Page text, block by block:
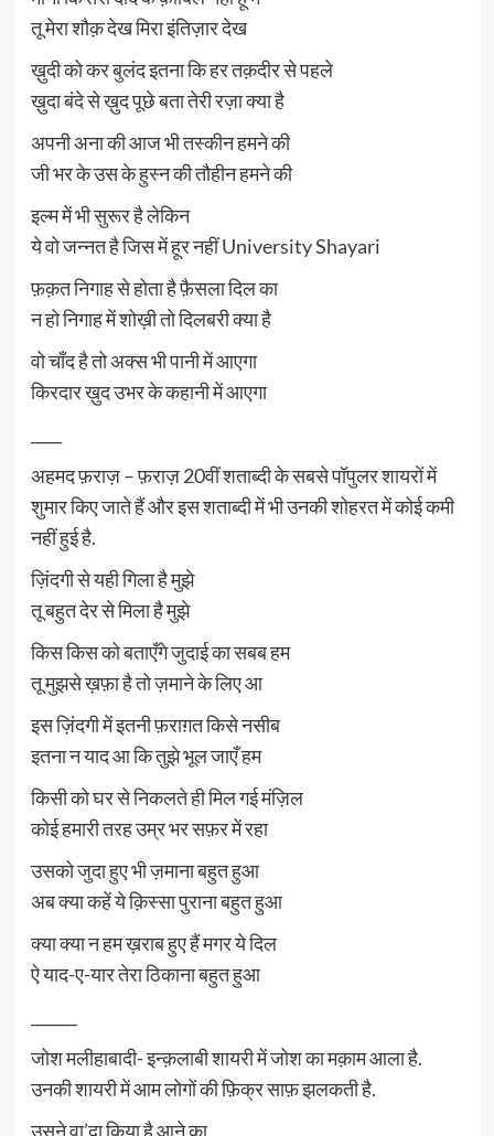
तू मेरा शौक़ देख मिरा इंतिज़ार देख
ख़ुदी को कर बुलंद इतना कि हर तक़दीर से पहले
ख़ुदा बंदे से ख़ुद पूछे बता तेरी रज़ा क्या है
अपनी अना की आज भी तस्कीन हमने की
जी भर के उस के हुस्न की तौहीन हमने की
इल्म में भी सुरूर है लेकिन
ये वो जन्नत है जिस में हूर नहीं University Shayari
फ़क़त निगाह से होता है फ़ैसला दिल का
न हो निगाह में शोख़ी तो दिलबरी क्या है
वो चाँद है तो अक्स भी पानी में आएगा
किरदार ख़ुद उभर के कहानी में आएगा
अहमद फ़राज़ – फ़राज़ 20वीं शताब्दी के सबसे पॉपुलर शायरों में
शुमार किए जाते हैं और इस शताब्दी में भी उनकी शोहरत में कोई कमी
नहीं हुई है.
ज़िंदगी से यही गिला है मुझे
तू बहुत देर से मिला है मुझे
किस किस को बताएँगे जुदाई का सबब हम
तू मुझसे ख़फ़ा है तो ज़माने के लिए आ
इस ज़िंदगी में इतनी फ़राग़त किसे नसीब
इतना न याद आ कि तुझे भूल जाएँ हम
किसी को घर से निकलते ही मिल गई मंज़िल
कोई हमारी तरह उम्र भर सफ़र में रहा
उसको जुदा हुए भी ज़माना बहुत हुआ
अब क्या कहें ये क़िस्सा पुराना बहुत हुआ
क्या क्या न हम ख़राब हुए हैं मगर ये दिल
ऐ याद-ए-यार तेरा ठिकाना बहुत हुआ
जोश मलीहाबादी- इन्क़लाबी शायरी में जोश का मक़ाम आला है.
उनकी शायरी में आम लोगों की फ़िक्र साफ़ झलकती है.
उसने वा’दा किया है आने का